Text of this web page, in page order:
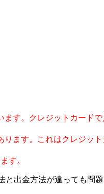
す。クレジットカード
ます。これはクレジッ
す。
出金方法が違っても問題